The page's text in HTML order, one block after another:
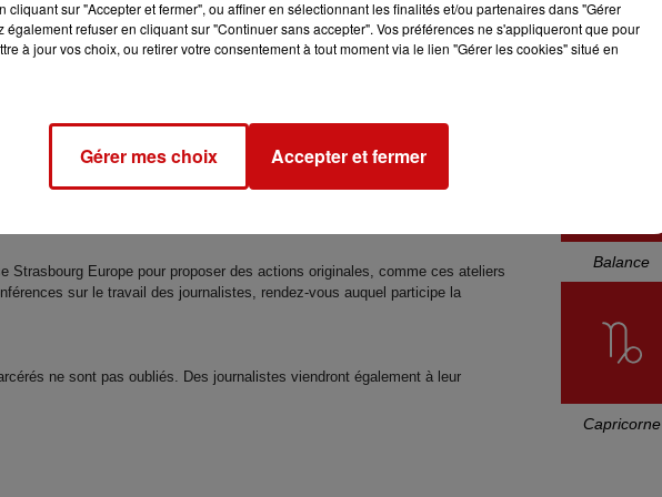
commun aux ateliers et animations proposées dans le cadre de cette
Sophie Philippi, la coordinatrice du CLEMI en Alsace, le centre académique
Europe pour proposer des actions originales, comme ces ateliers
sur le travail des journalistes, rendez-vous auquel participe la
ne sont pas oubliés. Des journalistes viendront également à leur
Balance
Capricorne
cliquant sur "Accepter et fermer", ou affiner en sélectionnant les finalités et/ou partenaires dans "Gérer
également refuser en cliquant sur "Continuer sans accepter". Vos préférences ne s'appliqueront que pour
à jour vos choix, ou retirer votre consentement à tout moment via le lien "Gérer les cookies" situé en
Gérer mes choix Accepter et fermer